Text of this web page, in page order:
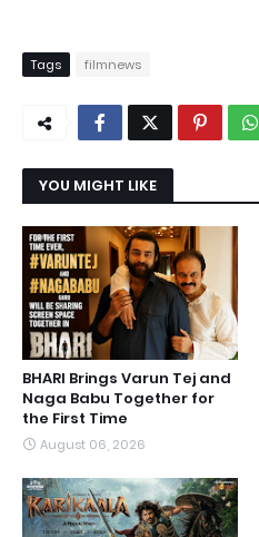
Tags filmnews
YOU MIGHT LIKE
BHARI Brings Varun Tej and
Naga Babu Together for
the First Time
August 06, 2026